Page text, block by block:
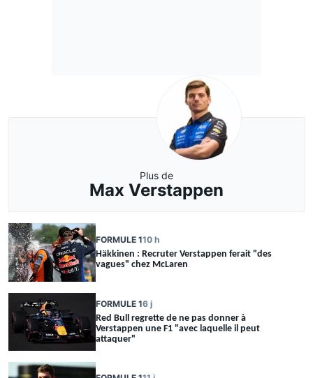
Plus de
Max Verstappen
FORMULE 110 h
Häkkinen : Recruter Verstappen ferait "des
vagues" chez McLaren
FORMULE 16 j
Red Bull regrette de ne pas donner à
Verstappen une F1 "avec laquelle il peut
attaquer"